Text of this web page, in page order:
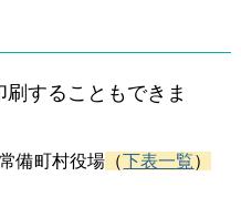
することもできま
備町村役場 （下表一覧）